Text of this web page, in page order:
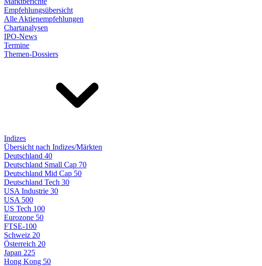
Empfehlungsübersicht
Alle Aktienempfehlungen
Chartanalysen
IPO-News
Termine
Themen-Dossiers
Indizes
Übersicht nach Indizes/Märkten
Deutschland 40
Deutschland Small Cap 70
Deutschland Mid Cap 50
Deutschland Tech 30
USA Industrie 30
USA 500
US Tech 100
Eurozone 50
FTSE-100
Schweiz 20
Österreich 20
Japan 225
Hong Kong 50